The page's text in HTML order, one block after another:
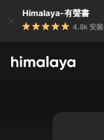
Himalaya-有聲書
4.8k 安裝